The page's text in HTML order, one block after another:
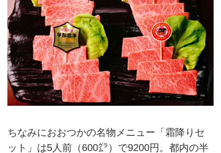
ちなみにおおつかの名物メニュー「霜降りセ
ット」は5人前（600㌘）で9200円。都内の半